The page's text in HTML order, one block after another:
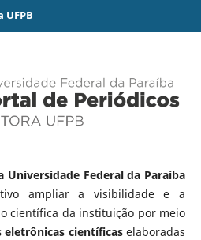
UFPB
Universidade Federal da Paraíba
ampliar a visibilidade e a
científica da instituição por meio
eletrônicas científicaselaboradas